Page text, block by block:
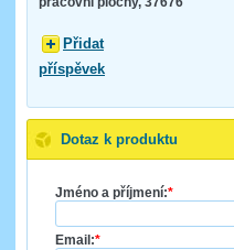
Přidat
příspěvek
Dotaz k produktu
Jméno a příjmení:*
Email:*